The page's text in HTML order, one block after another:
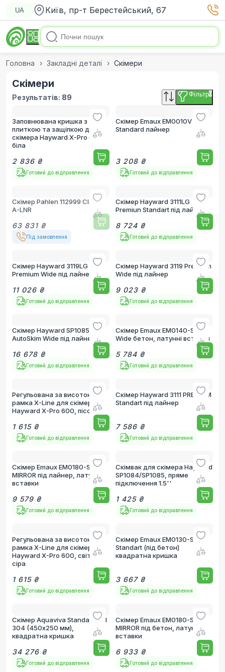
UA Київ, пр-т Берестейський, 67
Головна Закладні деталі Скімери
Скімери
Результатів: 89 Фільтр0
Заповнювана кришка з
плиткою та защіпкою для
скімера Hayward X-Pro 600,
біла
2 836 ₴
Готовий до відправлення
Скімер Emaux EM0010V
Standard лайнер
3 208 ₴
Готовий до відправлення
Скімер Pahlen 112999 Classic
A-LNR
63 831 ₴
Під замовлення
Скімер Hayward 3111LG
Premiun Standart під лайнер
8 724 ₴
Готовий до відправлення
Скімер Hayward 3119LG
Premium Wide під лайнер
11 026 ₴
Готовий до відправлення
Скімер Hayward 3119 Premium
Wide під лайнер
9 023 ₴
Готовий до відправлення
Скімер Hayward SP1085
AutoSkim Wide під лайнер
16 678 ₴
Готовий до відправлення
Скімер Emaux EM0140-SC
Wide бетон, латунні вставки
5 784 ₴
Готовий до відправлення
Регульована за висотою
рамка X-Line для скімера
Hayward X-Pro 600, пісочна
1 615 ₴
Готовий до відправлення
Скімер Hayward 3111 PREMIUM
Standart під лайнер
7 586 ₴
Готовий до відправлення
Скімер Emaux EM0180-SC
MIRROR під лайнер, латунні
вставки
9 579 ₴
Готовий до відправлення
Скімвак для скімера Hayward
SP1084/SP1085, пряме
підключення 1.5''
1 425 ₴
Готовий до відправлення
Регульована за висотою
рамка X-Line для скімера
Hayward X-Pro 600, світло-
сіра
1 615 ₴
Готовий до відправлення
Скімер Emaux EM0130-SC
Standart (під бетон)
квадратна кришка
3 667 ₴
Готовий до відправлення
Скімер Aquaviva Standart AISI
304 (450х250 мм),
квадратна кришка
34 276 ₴
Готовий до відправлення
Скімер Emaux EM0180-SC
MIRROR під бетон, латунні
вставки
6 933 ₴
Готовий до відправлення